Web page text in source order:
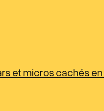
et micros cachés